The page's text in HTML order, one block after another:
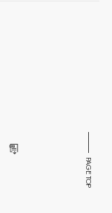
PAGE TOP